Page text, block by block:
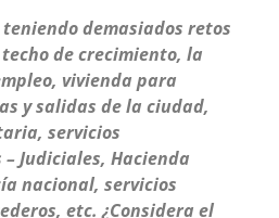
demasiados retos
de crecimiento, la
vivienda para
y salidas de la ciudad,
servicios
Judiciales, Hacienda
nacional, servicios
etc. ¿Considera el